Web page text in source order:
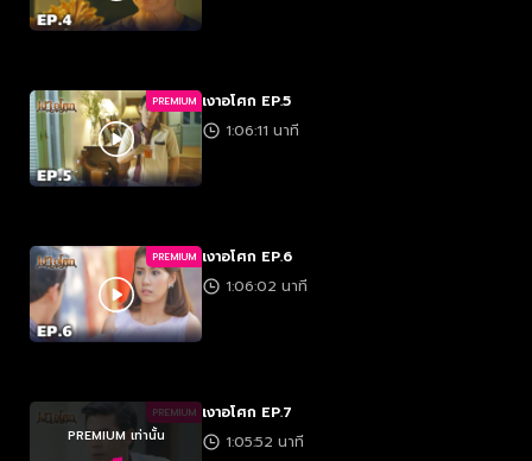
PREMIUM เงาอโศก EP.5
1:06:11 นาที
PREMIUM เงาอโศก EP.6
1:06:02 นาที
PREMIUM
PREMIUM เท่านั้น
เงาอโศก EP.7
1:05:52 นาที